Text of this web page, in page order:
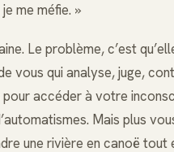
me méfie. »
Le problème, c’est
vous qui analyse, juge,
accéder à votre
Mais plus
une rivière en canoë